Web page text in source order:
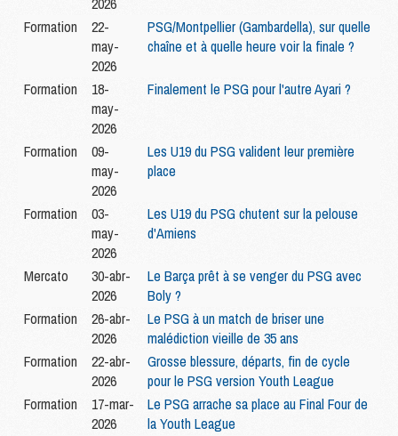
Formation
22-
may-
2026
PSG/Montpellier (Gambardella), sur quelle
chaîne et à quelle heure voir la finale ?
Formation
18-
may-
2026
Finalement le PSG pour l'autre Ayari ?
Formation
09-
may-
2026
Les U19 du PSG valident leur première
place
Formation
03-
may-
2026
Les U19 du PSG chutent sur la pelouse
d'Amiens
Mercato
30-abr-
2026
Le Barça prêt à se venger du PSG avec
Boly ?
Formation
26-abr-
2026
Le PSG à un match de briser une
malédiction vieille de 35 ans
Formation
22-abr-
2026
Grosse blessure, départs, fin de cycle
pour le PSG version Youth League
Formation
17-mar-
2026
Le PSG arrache sa place au Final Four de
la Youth League